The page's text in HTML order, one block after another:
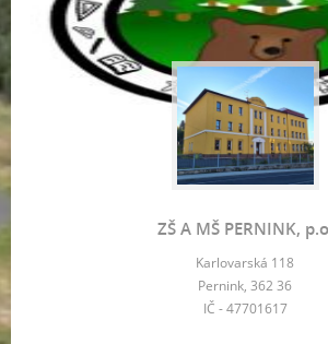
ZŠ A MŠ PERNINK,
Karlovarská 118
Pernink, 362 36
IČ - 47701617